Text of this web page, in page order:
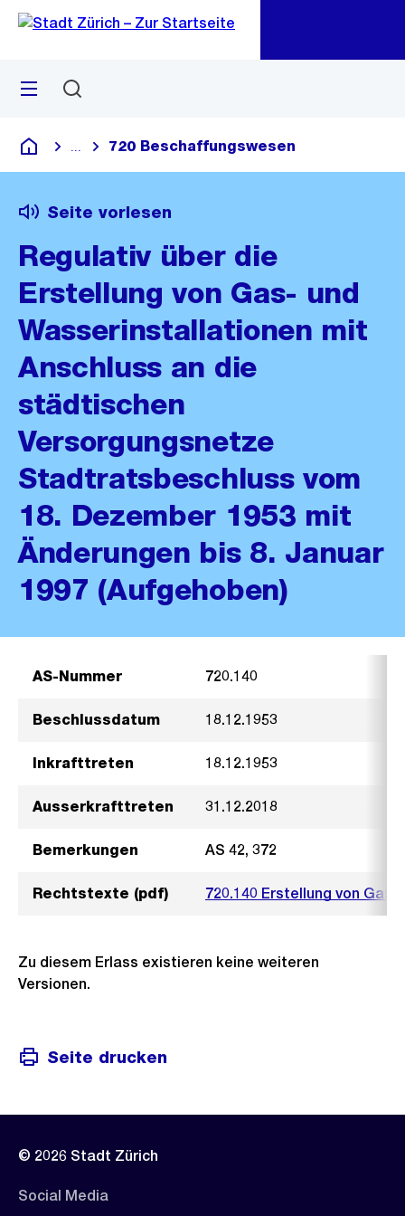
Navigation
Sprunglink
Menü
Deutsch
Blende alle Breadcrumbs ein
720 Beschaffungswesen
Seite vorlesen
Regulativ über die
Erstellung von Gas- und
Wasserinstallationen mit
Anschluss an die
städtischen
Versorgungsnetze
Stadtratsbeschluss vom
18. Dezember 1953 mit
Änderungen bis 8. Januar
1997 (Aufgehoben)
AS-Nummer 720.140
Beschlussdatum 18.12.1953
Inkrafttreten 18.12.1953
Ausserkrafttreten 31.12.2018
Bemerkungen AS 42, 372
Rechtstexte (pdf) 720.140 Erstellung von
Zu diesem Erlass existieren keine weiteren
Versionen.
Seite drucken
© 2026 Stadt Zürich
Social Media